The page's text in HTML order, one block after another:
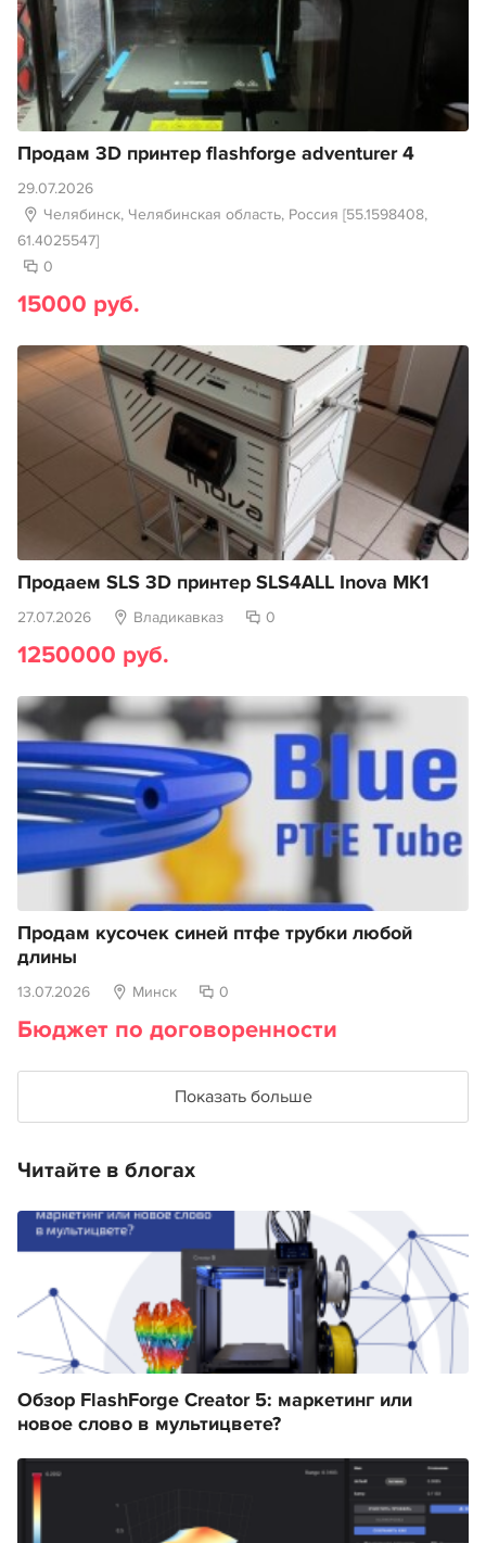
Продам 3D принтер flashforge adventurer 4
29.07.2026
Челябинск, Челябинская область, Россия [55.1598408,
61.4025547]
0
15000 руб.
Продаем SLS 3D принтер SLS4ALL Inova MK1
27.07.2026 Владикавказ 0
1250000 руб.
Продам кусочек синей птфе трубки любой
длины
13.07.2026 Минск 0
Бюджет по договоренности
Показать больше
Читайте в блогах
Обзор FlashForge Creator 5: маркетинг или
новое слово в мультицвете?